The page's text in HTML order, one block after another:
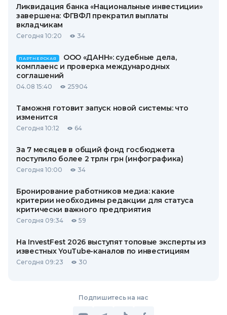
Ликвидация банка «Национальные инвестиции»
завершена: ФГВФЛ прекратил выплаты
вкладчикам
Сегодня 10:20 34
ПАРТНЕРСКАЯ
ООО «ДАНН»: судебные дела,
комплаенс и проверка международных
соглашений
04.08 15:40 25904
Таможня готовит запуск новой системы: что
изменится
Сегодня 10:12 64
За 7 месяцев в общий фонд госбюджета
поступило более 2 трлн грн (инфографика)
Сегодня 10:00 34
Бронирование работников медиа: какие
критерии необходимы редакции для статуса
критически важного предприятия
Сегодня 09:34 59
На InvestFest 2026 выступят топовые эксперты из
известных YouTube-каналов по инвестициям
Сегодня 09:23 30
Подпишитесь на нас